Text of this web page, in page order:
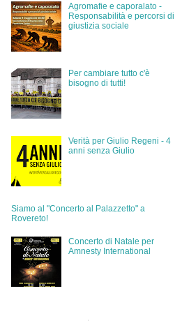
Agromafie e caporalato -
Responsabilità e percorsi di
giustizia sociale
Per cambiare tutto c'è
bisogno di tutti!
Verità per Giulio Regeni - 4
anni senza Giulio
Siamo al "Concerto al Palazzetto" a
Rovereto!
Concerto di Natale per
Amnesty International